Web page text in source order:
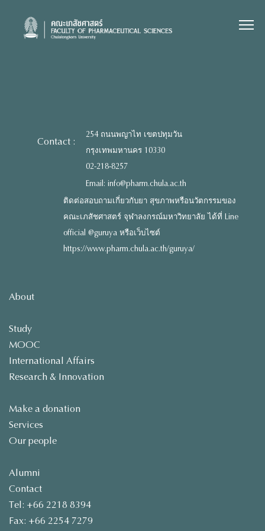
content
Contact :
254 ถนนพญาไท เขตปทุมวัน
กรุงเทพมหานคร 10330
02-218-8257
Email: info@pharm.chula.ac.th
ติดต่อสอบถามเกี่ยวกับยา สุขภาพหรือนวัตกรรมของ
คณะเภสัชศาสตร์ จุฬาลงกรณ์มหาวิทยาลัย ได้ที่ Line
official @guruya หรือเว็บไซต์
https://www.pharm.chula.ac.th/guruya/
About
Study
MOOC
International Affairs
Research & Innovation
Make a donation
Services
Our people
Alumni
Contact
Tel: +66 2218 8394
Fax: +66 2254 7279